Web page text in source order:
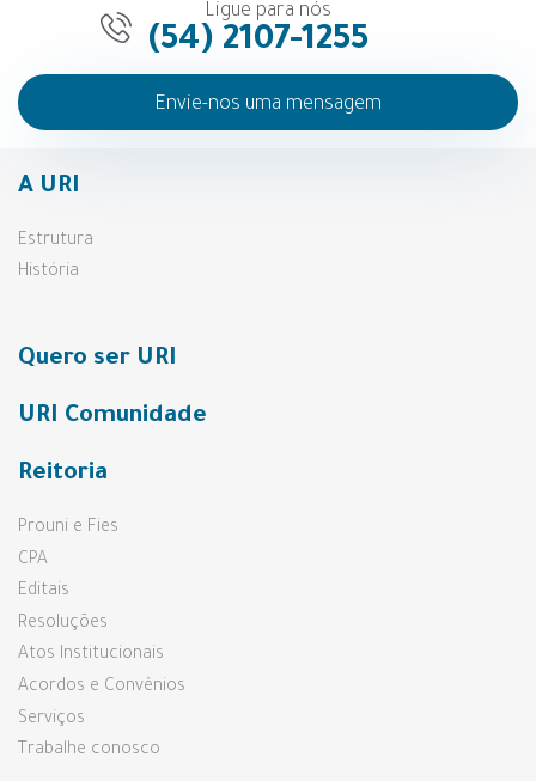
Ligue para nós
(54) 2107-1255
Envie-nos uma mensagem
A URI
Estrutura
História
Quero ser URI
URI Comunidade
Reitoria
Prouni e Fies
CPA
Editais
Resoluções
Atos Institucionais
Acordos e Convênios
Serviços
Trabalhe conosco